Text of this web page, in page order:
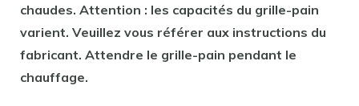
chaudes. Attention : les capacités du grille-pain
varient. Veuillez vous référer aux instructions du
fabricant. Attendre le grille-pain pendant le
chauffage.